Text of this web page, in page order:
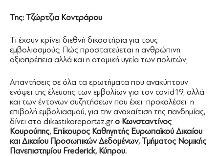
Της: Τζώρτζια Κοντράρου
Τι έχουν κρίνει διεθνή δικαστήρια για τους
εμβολιασμούς; Πώς προστατεύεται η ανθρώπινη
αξιοπρέπεια αλλά και η ατομική υγεία των πολιτών;
Απαντήσεις σε όλα τα ερωτήματα που ανακύπτουν
ενόψει της έλευσης των εμβολίων για τον covid19, αλλά
και των έντονων συζητήσεων που έχει προκαλέσει η
επιβολή εμβολιασμού, για την αναχαίτιση της πανδημίας,
δίνει στο dikastikoreportaz.gr ο Κωνσταντίνος
Κουρούπης, Επίκουρος Καθηγητής Ευρωπαϊκού Δικαίου
και Δικαίου Προσωπικών Δεδομένων, Τμήματος Νομικής
Πανεπιστημίου Frederick, Κύπρου.